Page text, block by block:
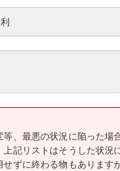
、最悪の状況に陥った場
記リストはそうした状況
ずに終わる物もあります